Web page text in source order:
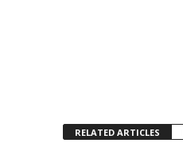
RELATED ARTICLES